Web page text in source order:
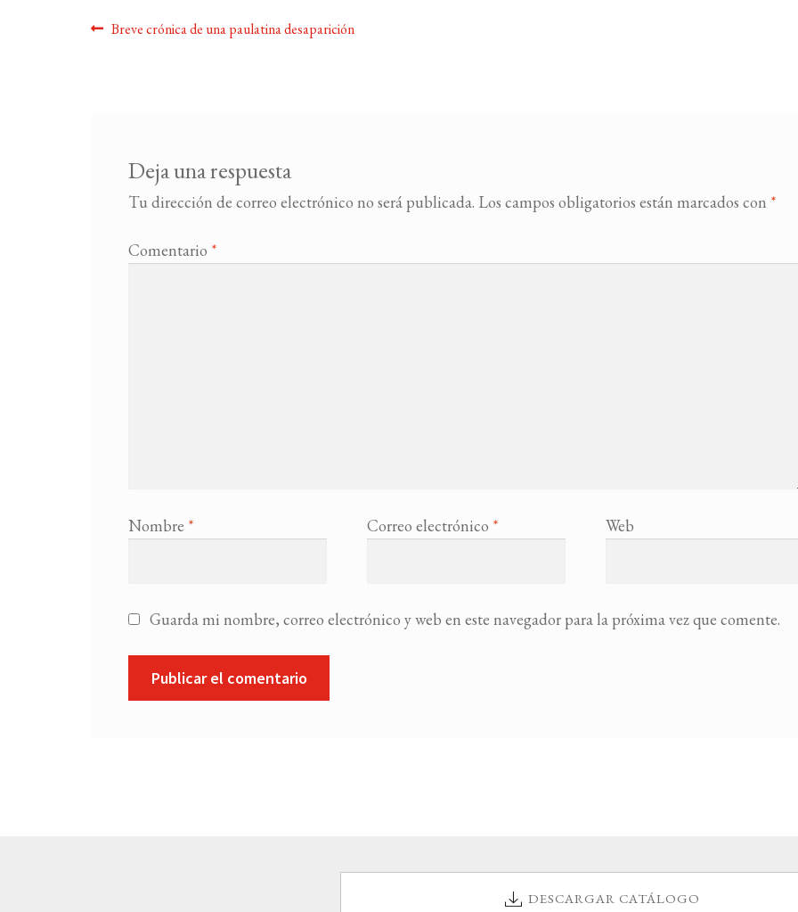
Navegación
Anterior:
Breve crónica de una paulatina desaparición
Deja una respuesta
Tu dirección de correo electrónico no será publicada. Los campos obligatorios están marcados con *
Comentario *
Nombre * Correo electrónico * Web
Guarda mi nombre, correo electrónico y web en este navegador para la próxima vez que comente.
DESCARGAR CATÁLOGO